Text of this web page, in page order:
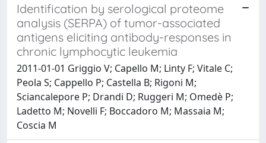
Identification by serological proteome
analysis (SERPA) of tumor-associated
antigens eliciting antibody-responses in
chronic lymphocytic leukemia
2011-01-01 Griggio V; Capello M; Linty F; Vitale C;
Peola S; Cappello P; Castella B; Rigoni M;
Sciancalepore P; Drandi D; Ruggeri M; Omedè P;
Ladetto M; Novelli F; Boccadoro M; Massaia M;
Coscia M